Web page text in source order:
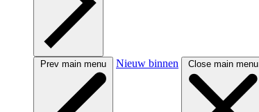
Prev main menu Nieuw binnen Close main menu